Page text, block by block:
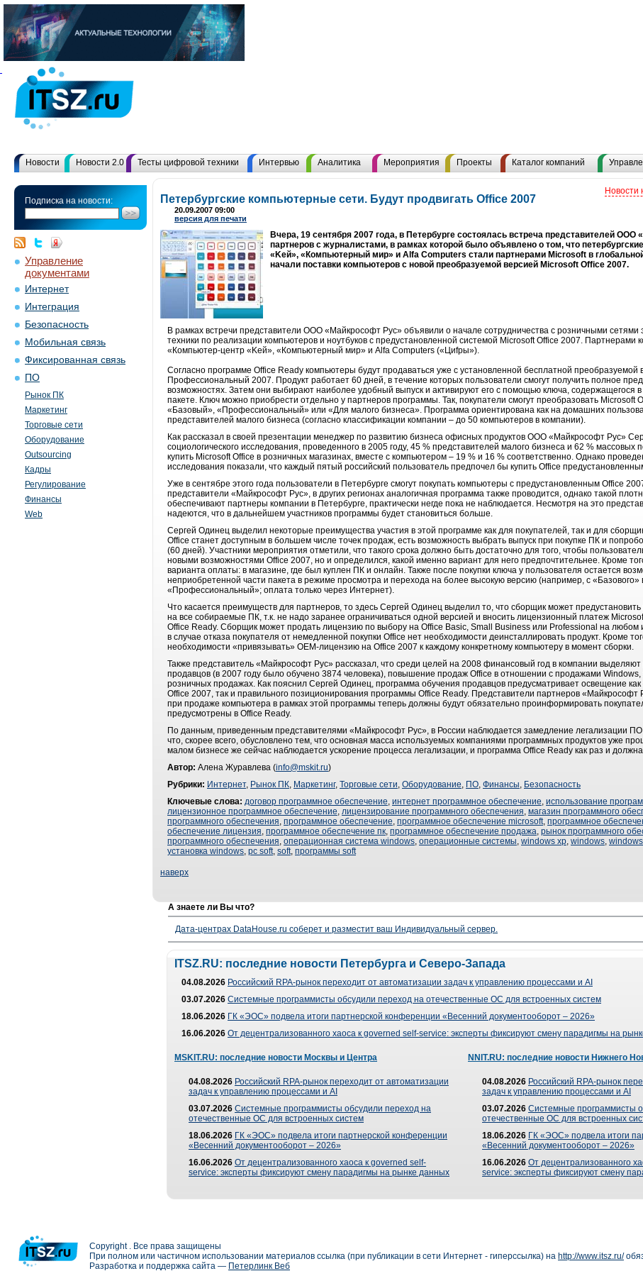
Новости Новости 2.0 Тесты цифровой техники Интервью Аналитика Мероприятия Проекты Каталог компаний
Подписка на новости:
Управление
документами
Интернет
Интеграция
Безопасность
Мобильная связь
Фиксированная связь
ПО
Рынок ПК
Маркетинг
Торговые сети
Оборудование
Outsourcing
Кадры
Регулирование
Финансы
Web
Новости
Петербургские компьютерные сети. Будут продвигать Office 2007
20.09.2007 09:00
версия для печати
Вчера, 19 сентября 2007 года, в Петербурге состоялась встреча представителей ООО
партнеров с журналистами, в рамках которой было объявлено о том, что
«Keй», «Компьютерный мир» и Alfa Computers стали партнерами Microsoft в
начали поставки компьютеров с новой преобразуемой версией Microsoft Office 2007.
В рамках встречи представители ООО «Майкрософт Рус» объявили о начале сотрудничества с розничными сетями
техники по реализации компьютеров и ноутбуков с предустановленной системой Microsoft Office 2007. Партнерами
«Компьютер-центр «Keй», «Компьютерный мир» и Alfa Computers («Циfры»).
Согласно программе Office Ready компьютеры будут продаваться уже с установленной бесплатной преобразуемой
Профессиональный 2007. Продукт работает 60 дней, в течение которых пользователи смогут получить полное
возможностях. Затем они выбирают наиболее удобный выпуск и активируют его с помощью ключа, содержащегося
пакете. Ключ можно приобрести отдельно у партнеров программы. Так, покупатели смогут преобразовать Microsoft
«Базовый», «Профессиональный» или «Для малого бизнеса». Программа ориентирована как на домашних
представителей малого бизнеса (согласно классификации компании – до 50 компьютеров в компании).
Как рассказал в своей презентации менеджер по развитию бизнеса офисных продуктов ООО «Майкрософт Рус»
социологического исследования, проведенного в 2005 году, 45 % представителей малого бизнеса и 62 % массовых
купить Microsoft Office в розничных магазинах, вместе с компьютером – 19 % и 16 % соответственно. Однако
исследования показали, что каждый пятый российский пользователь предпочел бы купить Office
Уже в сентябре этого года пользователи в Петербурге смогут покупать компьютеры с предустановленным Office
представители «Майкрософт Рус», в других регионах аналогичная программа также проводится, однако такой
обеспечивают партнеры компании в Петербурге, практически негде пока не наблюдается. Несмотря на это
надеются, что в дальнейшем участников программы будет становиться больше.
Сергей Одинец выделил некоторые преимущества участия в этой программе как для покупателей, так и для
Office станет доступным в большем числе точек продаж, есть возможность выбрать выпуск при покупке ПК и
(60 дней). Участники мероприятия отметили, что такого срока должно быть достаточно для того, чтобы
новыми возможностями Office 2007, но и определился, какой именно вариант для него предпочтительнее. Кроме
варианта оплаты: в магазине, где был куплен ПК и онлайн. Также после покупки ключа у пользователя остается
неприобретенной части пакета в режиме просмотра и перехода на более высокую версию (например, с «Базового»
«Профессиональный»; оплата только через Интернет).
Что касается преимуществ для партнеров, то здесь Сергей Одинец выделил то, что сборщик может
на все собираемые ПК, т.к. не надо заранее ограничиваться одной версией и вносить лицензионный платеж
Office Ready. Сборщик может продать лицензию по выбору на Office Basic, Small Business или Professional на любом
в случае отказа покупателя от немедленной покупки Office нет необходимости деинсталлировать продукт. Кроме
необходимости «привязывать» OEM-лицензию на Office 2007 к каждому конкретному компьютеру в момент сборки.
Также представитель «Майкрософт Рус» рассказал, что среди целей на 2008 финансовый год в компании
продавцов (в 2007 году было обучено 3874 человека), повышение продаж Office в отношении с продажами
розничных продажах. Как пояснил Сергей Одинец, программа обучения продавцов предусматривает освещение
Office 2007, так и правильного позиционирования программы Office Ready. Представители партнеров «Майкрософт
при продаже компьютера в рамках этой программы теперь должны будут обязательно проинформировать
предусмотрены в Office Ready.
По данным, приведенным представителями «Майкрософт Рус», в России наблюдается замедление легализации ПО
что, скорее всего, обусловлено тем, что основная масса используемых компаниями программных продуктов уже
малом бизнесе же сейчас наблюдается ускорение процесса легализации, и программа Office Ready как раз и должна
Автор: Алена Журавлева (info@mskit.ru)
Рубрики: Интернет, Рынок ПК, Маркетинг, Торговые сети, Оборудование, ПО, Финансы, Безопасность
Ключевые слова: договор программное обеспечение, интернет программное обеспечение, использование
лицензионное программное обеспечение, лицензирование программного обеспечения, магазин программного
программного обеспечения, программное обеспечение, программное обеспечение microsoft, программное
обеспечение лицензия, программное обеспечение пк, программное обеспечение продажа, рынок программного
программного обеспечения, операционная система windows, операционные системы, windows xp, windows,
установка windows, pc soft, soft, программы soft
наверх
А знаете ли Вы что?
Дата-центрах DataHouse.ru соберет и разместит ваш Индивидуальный сервер.
ITSZ.RU: последние новости Петербурга и Северо-Запада
04.08.2026 Российский RPA-рынок переходит от автоматизации задач к управлению процессами и AI
03.07.2026 Системные программисты обсудили переход на отечественные ОС для встроенных систем
18.06.2026 ГК «ЭОС» подвела итоги партнерской конференции «Весенний документооборот – 2026»
16.06.2026 От децентрализованного хаоса к governed self-service: эксперты фиксируют смену парадигмы на
MSKIT.RU: последние новости Москвы и Центра
04.08.2026 Российский RPA-рынок переходит от автоматизации
задач к управлению процессами и AI
03.07.2026 Системные программисты обсудили переход на
отечественные ОС для встроенных систем
18.06.2026 ГК «ЭОС» подвела итоги партнерской конференции
«Весенний документооборот – 2026»
16.06.2026 От децентрализованного хаоса к governed self-
service: эксперты фиксируют смену парадигмы на рынке данных
NNIT.RU: последние новости Нижнего
04.08.2026 Российский RPA-рынок
задач к управлению процессами и AI
03.07.2026 Системные программисты
отечественные ОС для встроенных
18.06.2026 ГК «ЭОС» подвела итоги
«Весенний документооборот – 2026»
16.06.2026 От децентрализованного
service: эксперты фиксируют смену
Copyright . Все права защищены
При полном или частичном использовании материалов ссылка (при публикации в сети Интернет - гиперссылка) на http://www.itsz.ru/
Разработка и поддержка сайта — Петерлинк Веб